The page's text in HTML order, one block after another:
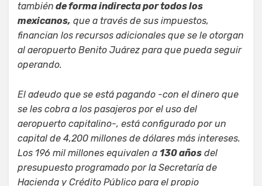
también de forma indirecta por todos los
mexicanos, que a través de sus impuestos,
financian los recursos adicionales que se le otorgan
al aeropuerto Benito Juárez para que pueda seguir
operando.
El adeudo que se está pagando -con el dinero que
se les cobra a los pasajeros por el uso del
aeropuerto capitalino-, está configurado por un
capital de 4,200 millones de dólares más intereses.
Los 196 mil millones equivalen a 130 años del
presupuesto programado por la Secretaría de
Hacienda y Crédito Público para el propio